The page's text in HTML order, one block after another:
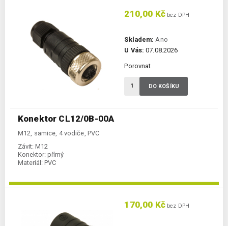
Konektor CL12/0B-00A
M12, samice, 4 vodiče, PVC
Závit: M12
Konektor: přímý
Materiál: PVC
210,00 Kč bez DPH
Skladem: Ano
U Vás: 07.08.2026
Porovnat
DO KOŠÍKU
170,00 Kč bez DPH